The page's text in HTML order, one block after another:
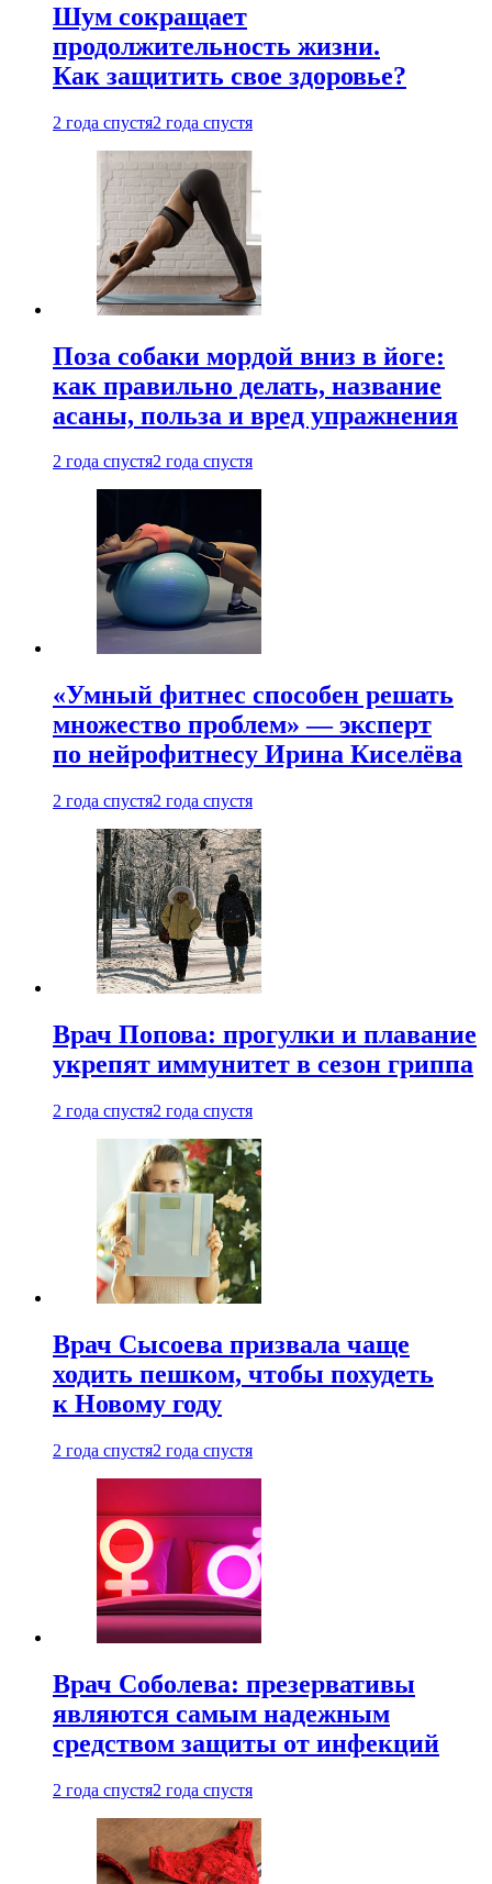
Шум сокращает
продолжительность жизни.
Как защитить свое здоровье?
2 года спустя2 года спустя
Поза собаки мордой вниз в йоге:
как правильно делать, название
асаны, польза и вред упражнения
2 года спустя2 года спустя
«Умный фитнес способен решать
множество проблем» — эксперт
по нейрофитнесу Ирина Киселёва
2 года спустя2 года спустя
Врач Попова: прогулки и плавание
укрепят иммунитет в сезон гриппа
2 года спустя2 года спустя
Врач Сысоева призвала чаще
ходить пешком, чтобы похудеть
к Новому году
2 года спустя2 года спустя
Врач Соболева: презервативы
являются самым надежным
средством защиты от инфекций
2 года спустя2 года спустя